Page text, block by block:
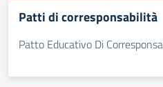
Patti di corresponsabilità
Patto Educativo Di